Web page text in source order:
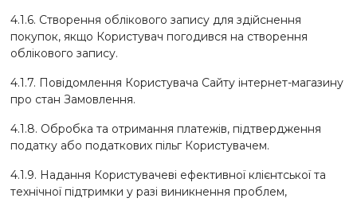
4.1.6. Створення облікового запису для здійснення
покупок, якщо Користувач погодився на створення
облікового запису.
4.1.7. Повідомлення Користувача Сайту інтернет-магазину
про стан Замовлення.
4.1.8. Обробка та отримання платежів, підтвердження
податку або податкових пільг Користувачем.
4.1.9. Надання Користувачеві ефективної клієнтської та
технічної підтримки у разі виникнення проблем,